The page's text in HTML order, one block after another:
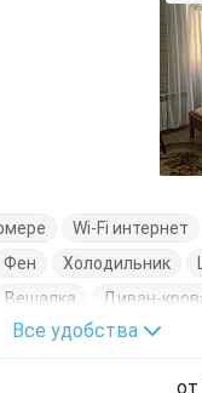
Wi-Fi интернет
Фен Холодильник
Вешалка Диван-
Кровати
Все удобства
от